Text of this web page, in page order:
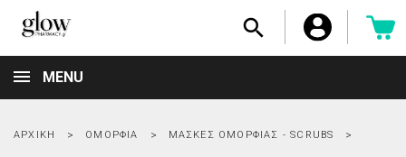

MENU
ΑΡΧΙΚΉ ΟΜΟΡΦΙΆ ΜΆΣΚΕΣ ΟΜΟΡΦΙΆΣ - SCRUBS